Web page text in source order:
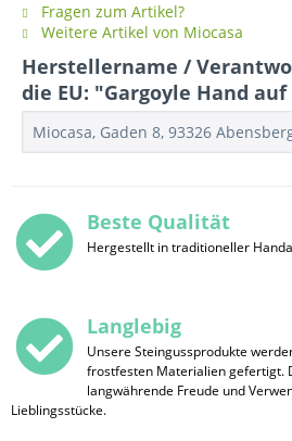
Fragen zum Artikel?
Weitere Artikel von Miocasa
Herstellername /
die EU: "Gargoyle Hand
Miocasa, Gaden 8, 93326
Beste Qualität
Hergestellt in traditioneller
Langlebig
Unsere Steingussprodukte
frostfesten Materialien gefertigt.
langwährende Freude und
Lieblingsstücke.